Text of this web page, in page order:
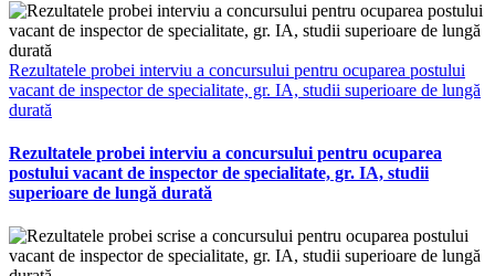
Rezultatele probei interviu a concursului pentru ocuparea postului
vacant de inspector de specialitate, gr. IA, studii superioare de lungă
durată
Rezultatele probei interviu a concursului pentru ocuparea
postului vacant de inspector de specialitate, gr. IA, studii
superioare de lungă durată